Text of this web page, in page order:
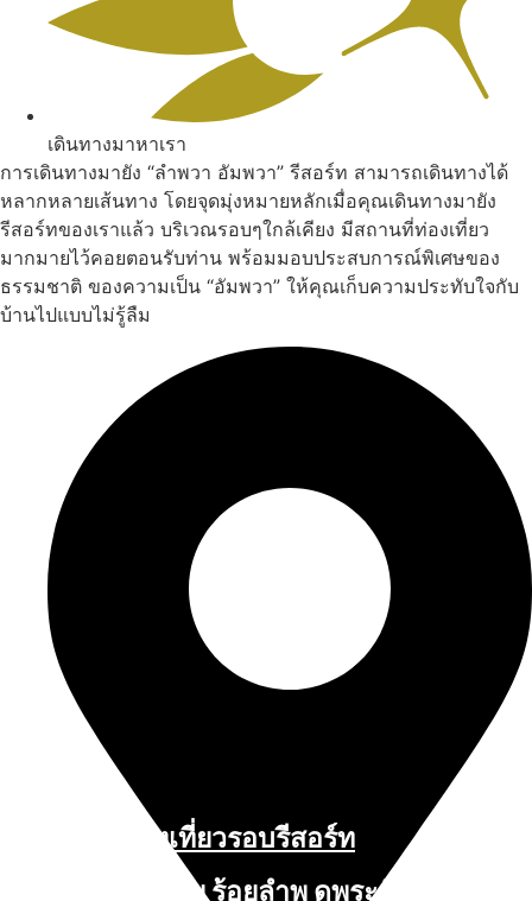
นับหิ่งห้อย ร้อยลำพู ดูพระจันทร์
เดินทางมาหาเรา
การเดินทางมายัง “ลำพวา อัมพวา” รีสอร์ท สามารถเดินทางได้
หลากหลายเส้นทาง โดยจุดมุ่งหมายหลักเมื่อคุณเดินทางมายัง
รีสอร์ทของเราแล้ว บริเวณรอบๆใกล้เคียง มีสถานที่ท่องเที่ยว
มากมายไว้คอยตอนรับท่าน พร้อมมอบประสบการณ์พิเศษของ
ธรรมชาติ ของความเป็น “อัมพวา” ให้คุณเก็บความประทับใจกับ
บ้านไปแบบไม่รู้ลืม
สถานที่ท่องเที่ยวรอบรีสอร์ท